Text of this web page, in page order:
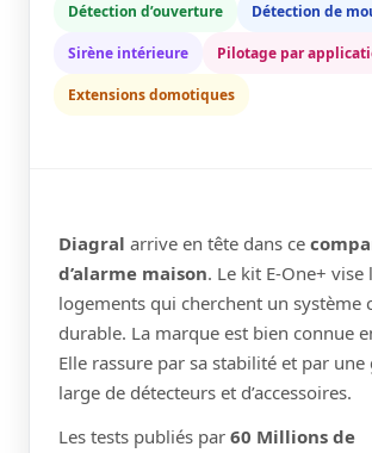
Détection d’ouverture Détection de
Sirène intérieure Pilotage par
Extensions domotiques
Diagral arrive en tête dans ce
d’alarme maison. Le kit E-One+ vise
logements qui cherchent un système
durable. La marque est bien connue
Elle rassure par sa stabilité et par une
large de détecteurs et d’accessoires.
Les tests publiés par 60 Millions de